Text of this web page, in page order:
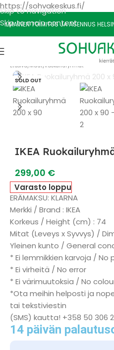
https://sohvakeskus.fi/
Skip to navigation
Skip to main content
ILMAINEN TOIMITUS JA ASENNUS
Etusivu/ Muut/ Ruokailuryhmät
SOLD OUT
IKEA
299,00 €
Varasto loppu
ERÄMAKSU: KLARNA
Merkki / Brand : IKEA
Korkeus / Height (cm) : 74
Mitat (Leveys x Syvvys) /
Yleinen kunto / General
* Ei lemmikkien karvoja / No
* Ei virheitä / No error
* Ei värimuutoksia / No
*Ota meihin helposti ja
tai tekstiviestin
(SMS) kautta! +358 50 306
14 päivän